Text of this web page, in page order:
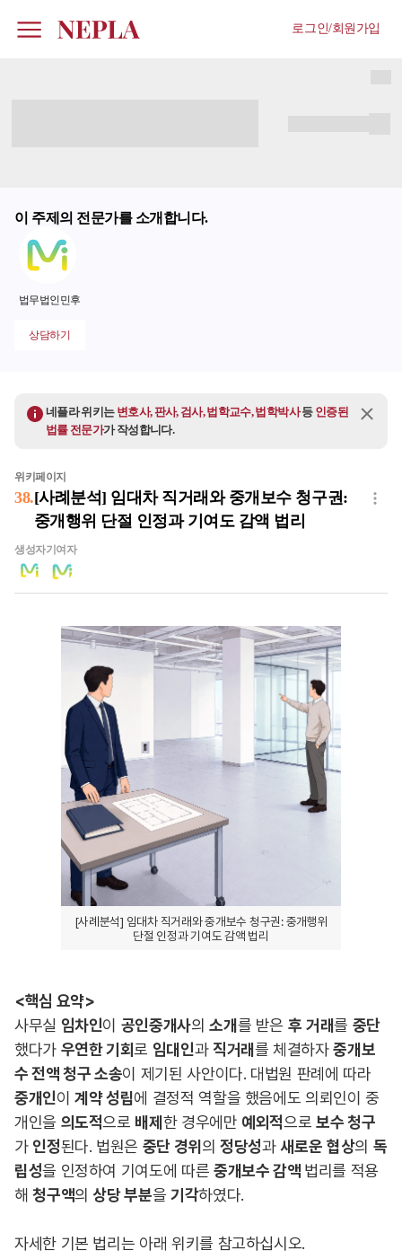
로그인/회원가입
이 주제의 전문가를 소개합니다.
법무법인민후
상담하기
네플라 위키는 변호사, 판사, 검사, 법학교수, 법학박사등 인증된
법률 전문가가 작성합니다.
위키페이지
38.[사례분석] 임대차 직거래와 중개보수 청구권:
중개행위 단절 인정과 기여도 감액 법리
생성자기여자
[사례분석] 임대차 직거래와 중개보수 청구권: 중개행위
단절 인정과 기여도 감액 법리
<핵심 요약>
사무실 임차인이 공인중개사의소개를 받은 후 거래를 중단
했다가 우연한 기회로 임대인과직거래를 체결하자중개보
수 전액 청구 소송이 제기된 사안이다. 대법원 판례에 따라
중개인이계약 성립에 결정적 역할을 했음에도 의뢰인이 중
개인을 의도적으로 배제 한 경우에만 예외적으로보수 청구
가인정된다. 법원은 중단 경위 의정당성과새로운 협상의 독
립성을 인정하여 기여도에 따른 중개보수 감액 법리를 적용
해청구액의 상당 부분을 기각하였다.
자세한 기본 법리는 아래 위키를 참고하십시오.